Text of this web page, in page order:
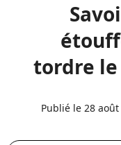
tordre le
Publié le 28 août